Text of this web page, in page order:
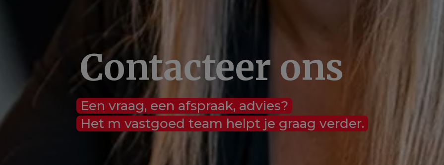
Contacteer ons
Een vraag, een afspraak, advies?
Het m vastgoed team helpt je graag verder.